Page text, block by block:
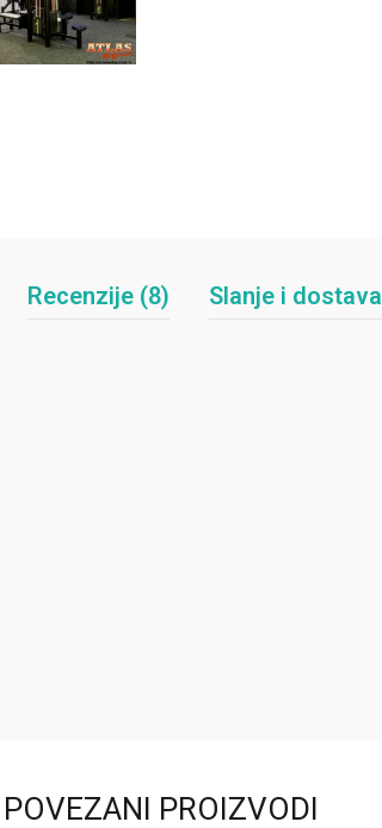
Recenzije (8) Slanje i dostava
POVEZANI PROIZVODI